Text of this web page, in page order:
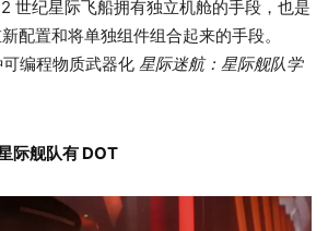
世纪星际飞船拥有独立机舱的手段，也是
配置和将单独组件组合起来的手段。
编程物质武器化 星际迷航：星际舰队学
际舰队有 DOT